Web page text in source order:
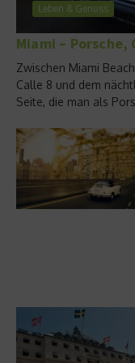
Leben & Genuss
Miami –
Zwischen Miami
Calle 8 und dem
Seite, die man als